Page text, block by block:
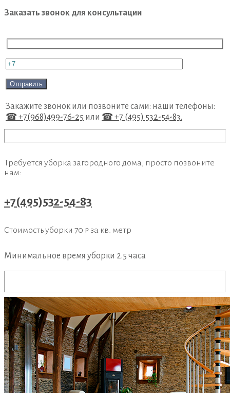
Заказать звонок для консультации
Закажите звонок или позвоните сами: наши телефоны:
☎ +7(968)499-76-25 или ☎ +7 (495) 532-54-83.
Требуется уборка загородного дома, просто позвоните
нам:
+7(495)532-54-83
Стоимость уборки 70 ₽ за кв. метр
Минимальное время уборки 2.5 часа